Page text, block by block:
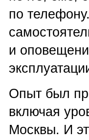
по
и
Опыт был
включая
Москвы. И